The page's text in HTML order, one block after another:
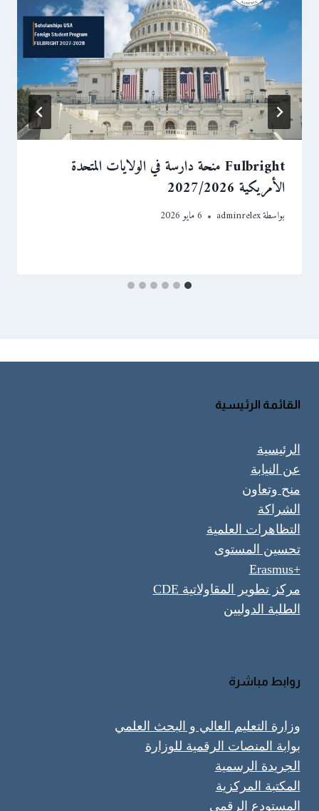
Fulbright منحة دارسة في الولايات المتحدة
الأمريكية 2027/2026
بواسطةadminrelex 6 مايو 2026
القائمة الرئيسية
الرئيسية
عن النيابة
منح وتعاون
الشراكة
التظاهرات العلمية
تحسين المستوى
+Erasmus
مركز تطوير المقاولاتية CDE
الطلبة الدوليين
روابط مباشرة
وزارة التعليم العالي و البحث العلمي
بوابة المنصات الرقمية للوزارة
الجريدة الرسمية
المكتبة المركزية
المستودع الرقمي